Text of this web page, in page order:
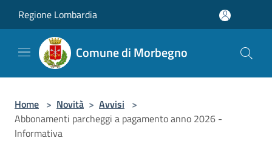
Regione Lombardia
Comune di Morbegno
Home > Novità > Avvisi >
Abbonamenti parcheggi a pagamento anno 2026 -
Informativa